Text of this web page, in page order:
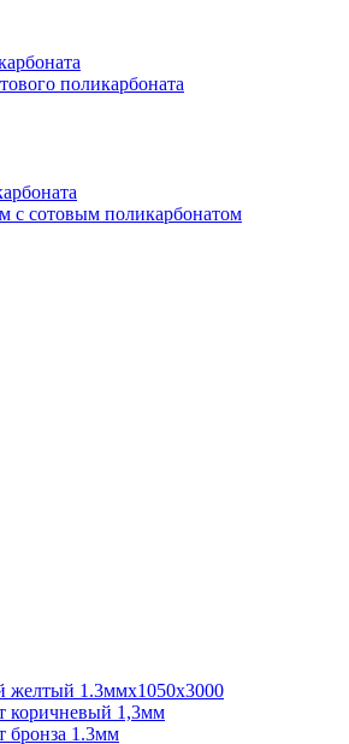
поликарбоната
с сотовым поликарбонатом
желтый 1.3ммх1050х3000
коричневый 1,3мм
бронза 1.3мм